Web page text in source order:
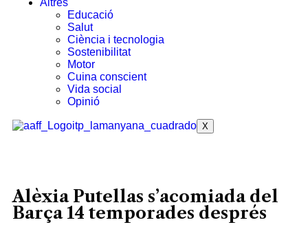
Altres
Educació
Salut
Ciència i tecnologia
Sostenibilitat
Motor
Cuina conscient
Vida social
Opinió
X
Alèxia Putellas s’acomiada del
Barça 14 temporades després